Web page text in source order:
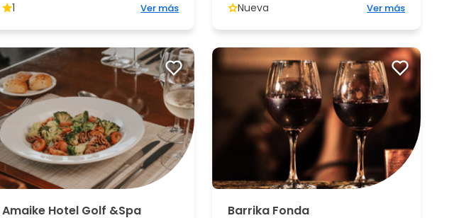
1 Ver más Nueva Ver más
Amaike Hotel Golf &Spa Barrika Fonda